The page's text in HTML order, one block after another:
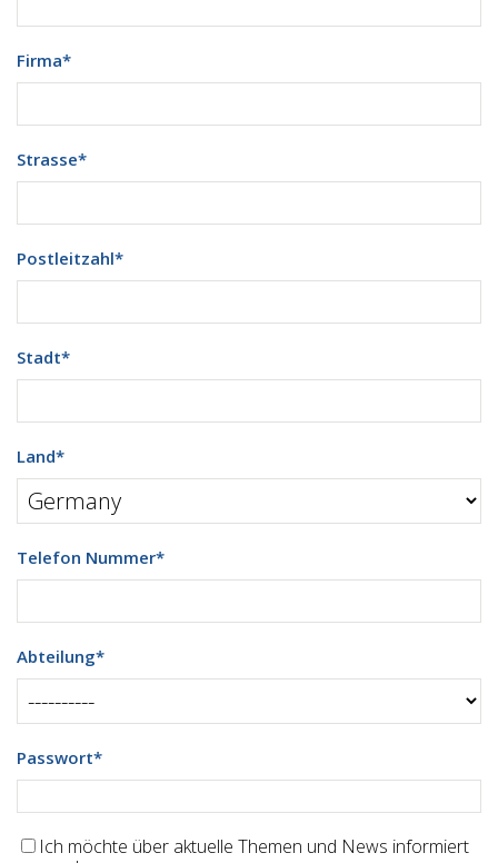
Firma*
Strasse*
Postleitzahl*
Stadt*
Land*
Telefon Nummer*
Abteilung*
Passwort*
Ich möchte über aktuelle Themen und News informiert